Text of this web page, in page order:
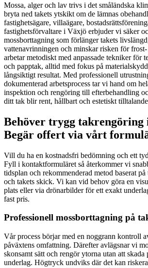
Mossa, alger och lav trivs i det småländska
bryta ned takets ytskikt om de lämnas
fastighetsägare, villaägare,
fastighetsförvaltare i Växjö erbjuder vi säker
mossborttagning som förlänger takets
vattenavrinningen och minskar risken för
arbetar metodiskt med anpassade tekniker för
och papptak, alltid med fokus på
långsiktigt resultat. Med professionell
dokumenterad arbetsprocess tar vi hand om
inspektion och rengöring till efterbehandling
ditt tak blir rent, hållbart och estetiskt
Behöver trygg takrengöring
Begär offert via vårt
Vill du ha en kostnadsfri bedömning och ett
Fyll i kontaktformuläret så återkommer vi
tidsplan och rekommenderad metod baserat
och takets skick. Vi kan vid behov göra en
plats eller via drönarbilder för ett exakt
fast pris.
Professionell mossborttagning på
Vår process börjar med en noggrann kontroll
påväxtens omfattning. Därefter avlägsnar vi
skonsamt sätt och rengör ytorna utan att
underlag. Högtryck undviks där det kan